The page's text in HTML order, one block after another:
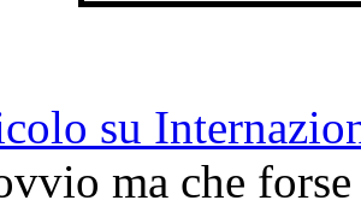
su
ma che